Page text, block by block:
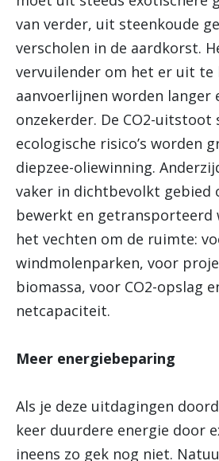
van verder, uit steenkoude
verscholen in de aardkorst.
vervuilender om het er uit te
aanvoerlijnen worden langer
onzekerder. De CO2-uitstoot
ecologische risico’s worden
diepzee-oliewinning.
vaker in dichtbevolkt gebied
bewerkt en getransporteerd
het vechten om de ruimte:
windmolenparken, voor
biomassa, voor CO2-opslag
netcapaciteit.
Meer energiebeparing
Als je deze uitdagingen
keer duurdere energie door
ineens zo gek nog niet.